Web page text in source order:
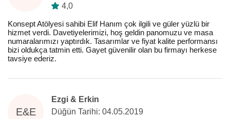
4,0
Konsept Atölyesi sahibi Elif Hanım çok ilgili ve güler yüzlü bir
hizmet verdi. Davetiyelerimizi, hoş geldin panomuzu ve masa
numaralarımızı yaptırdık. Tasarımlar ve fiyat kalite performansı
bizi oldukça tatmin etti. Gayet güvenilir olan bu firmayı herkese
tavsiye ederiz.
E&E
Ezgi & Erkin
Düğün Tarihi: 04.05.2019